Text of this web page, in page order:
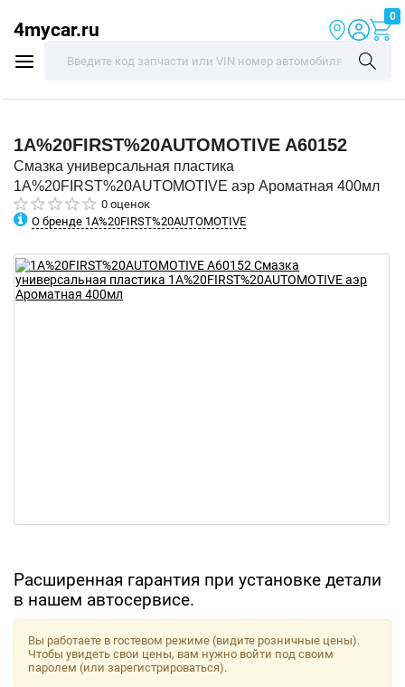
4mycar.ru
0
1A%20FIRST%20AUTOMOTIVE A60152
Смазка универсальная пластика
1A%20FIRST%20AUTOMOTIVE аэр Ароматная 400мл
0 оценок
О бренде 1A%20FIRST%20AUTOMOTIVE
Расширенная гарантия при установке детали
в нашем автосервисе.
Вы работаете в гостевом режиме (видите розничные цены).
Чтобы увидеть свои цены, вам нужно войти под своим
паролем (или зарегистрироваться).